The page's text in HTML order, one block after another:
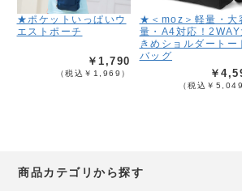
★ポケットいっぱいウ
エストポーチ
￥1,790
（税込￥1,969）
★＜moz＞軽量・大
量・A4対応！2WAY
きめショルダートー
バッグ
￥
（税込￥5,049
商品カテゴリから探す